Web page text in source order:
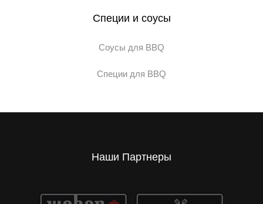
Специи и соусы
Соусы для BBQ
Специи для BBQ
Наши Партнеры